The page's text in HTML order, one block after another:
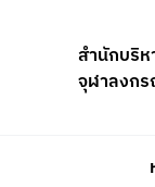
สำนักบริ
จุฬาลงก